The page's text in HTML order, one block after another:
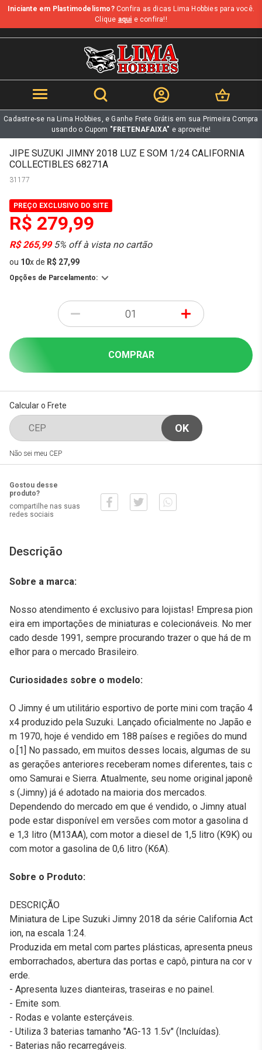
b
Iniciante em Plastimodelismo?Confira as dicas Lima Hobbies para você.
Clique aqui e confira!!
Cadastre-se na Lima Hobbies, e Ganhe Frete Grátis em sua Primeira Compra
usando o Cupom "FRETENAFAIXA" e aproveite!
JIPE SUZUKI JIMNY 2018 LUZ E SOM 1/24 CALIFORNIA
COLLECTIBLES 68271A
31177
PREÇO EXCLUSIVO DO SITE
R$ 279,99
R$ 265,995% off à vista no cartão
ou 10xde R$ 27,99
Opções de Parcelamento:
- +
COMPRAR
Calcular o Frete
Não sei meu CEP
Gostou desse
produto?
compartilhe nas suas
redes sociais
Descrição
Sobre a marca:
Nosso atendimento é exclusivo para lojistas! Empresa pion
eira em importações de miniaturas e colecionáveis. No mer
cado desde 1991, sempre procurando trazer o que há de m
elhor para o mercado Brasileiro.
Curiosidades sobre o modelo:
O Jimny é um utilitário esportivo de porte mini com tração 4
x4 produzido pela Suzuki. Lançado oficialmente no Japão e
m 1970, hoje é vendido em 188 países e regiões do mund
o.[1] No passado, em muitos desses locais, algumas de su
as gerações anteriores receberam nomes diferentes, tais c
omo Samurai e Sierra. Atualmente, seu nome original japonê
s (Jimny) já é adotado na maioria dos mercados.
Dependendo do mercado em que é vendido, o Jimny atual
pode estar disponível em versões com motor a gasolina d
e 1,3 litro (M13AA), com motor a diesel de 1,5 litro (K9K) ou
com motor a gasolina de 0,6 litro (K6A).
Sobre o Produto:
DESCRIÇÃO
Miniatura de Lipe Suzuki Jimny 2018 da série California Act
ion, na escala 1:24.
Produzida em metal com partes plásticas, apresenta pneus
emborrachados, abertura das portas e capô, pintura na cor v
erde.
- Apresenta luzes dianteiras, traseiras e no painel.
- Emite som.
- Rodas e volante esterçáveis.
- Utiliza 3 baterias tamanho "AG-13 1.5v" (Incluídas).
- Baterias não recarregáveis.